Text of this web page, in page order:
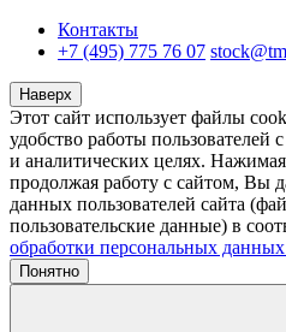
Контакты
+7 (495) 775 76 07
Наверх
Этот сайт использует файлы
удобство работы пользователей
и аналитических целях.
продолжая работу с сайтом, Вы
данных пользователей сайта
пользовательские данные) в
обработки персональных данных
Понятно